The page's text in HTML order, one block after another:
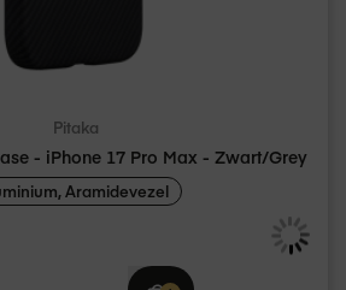
Pitaka
- iPhone 17 Pro Max - Zwart/Grey
Aramidevezel